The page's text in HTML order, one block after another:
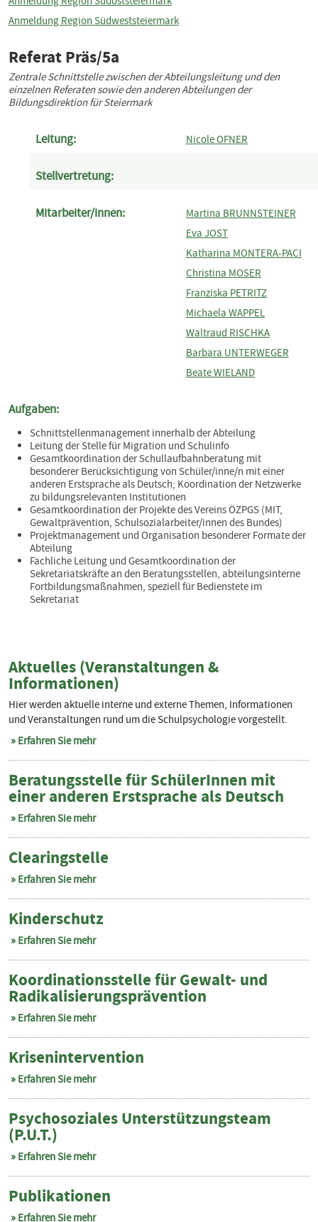
Anmeldung Region Südweststeiermark
Referat Präs/5a
Zentrale Schnittstelle zwischen der Abteilungsleitung und den
einzelnen Referaten sowie den anderen Abteilungen der
Bildungsdirektion für Steiermark
Leitung: Nicole OFNER
Stellvertretung:
Mitarbeiter/innen:
Martina BRUNNSTEINER
Eva JOST
Katharina MONTERA-PACI
Christina MOSER
Franziska PETRITZ
Michaela WAPPEL
Waltraud RISCHKA
Barbara UNTERWEGER
Beate WIELAND
Aufgaben:
Schnittstellenmanagement innerhalb der Abteilung
Leitung der Stelle für Migration und Schulinfo
Gesamtkoordination der Schullaufbahnberatung mit
besonderer Berücksichtigung von Schüler/inne/n mit einer
anderen Erstsprache als Deutsch; Koordination der Netzwerke
zu bildungsrelevanten Institutionen
Gesamtkoordination der Projekte des Vereins ÖZPGS (MIT,
Gewaltprävention, Schulsozialarbeiter/innen des Bundes)
Projektmanagement und Organisation besonderer Formate der
Abteilung
Fachliche Leitung und Gesamtkoordination der
Sekretariatskräfte an den Beratungsstellen, abteilungsinterne
Fortbildungsmaßnahmen, speziell für Bedienstete im
Sekretariat
Aktuelles (Veranstaltungen &
Informationen)
Hier werden aktuelle interne und externe Themen, Informationen
und Veranstaltungen rund um die Schulpsychologie vorgestellt.
Erfahren Sie mehr
Beratungsstelle für SchülerInnen mit
einer anderen Erstsprache als Deutsch
Erfahren Sie mehr
Clearingstelle
Erfahren Sie mehr
Kinderschutz
Erfahren Sie mehr
Koordinationsstelle für Gewalt- und
Radikalisierungsprävention
Erfahren Sie mehr
Krisenintervention
Erfahren Sie mehr
Psychosoziales Unterstützungsteam
(P.U.T.)
Erfahren Sie mehr
Publikationen
Erfahren Sie mehr